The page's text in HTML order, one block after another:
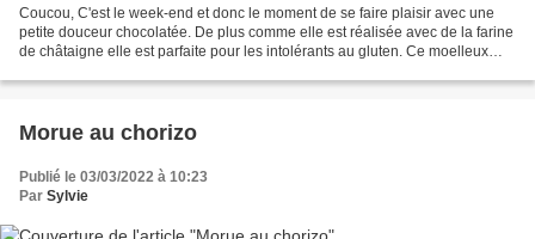
Coucou, C'est le week-end et donc le moment de se faire plaisir avec une
petite douceur chocolatée. De plus comme elle est réalisée avec de la farine
de châtaigne elle est parfaite pour les intolérants au gluten. Ce moelleux
Morue au chorizo
Publié le 03/03/2022 à 10:23
Par Sylvie